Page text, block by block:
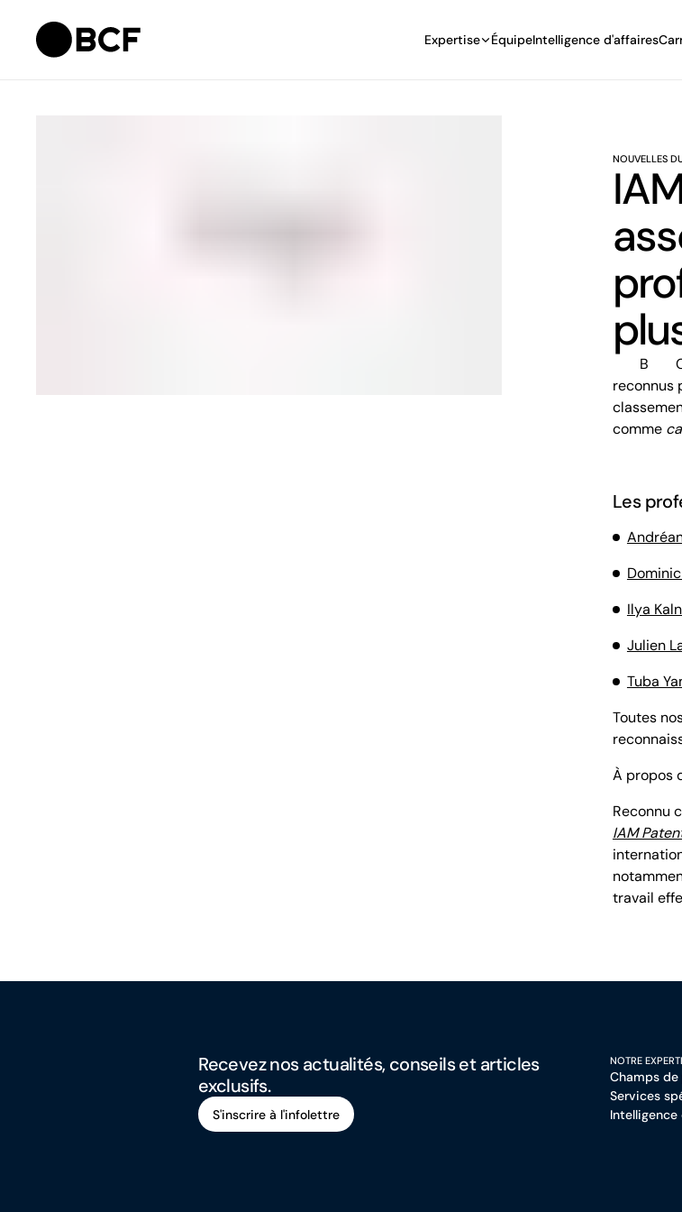
Expertise ÉquipeIntelligence d'affaires
NOUVELLES
BCF est fière d’annoncer que cinq de ses associés sont de nouveau
reconnus
comme
Les
Ilya
Julien
Tuba
Toutes
À propos
Reconnu
IAM
travail
Recevez nos actualités, conseils et articles
exclusifs.
S'inscrire à l'infolettre
NOTRE
Champs
Services